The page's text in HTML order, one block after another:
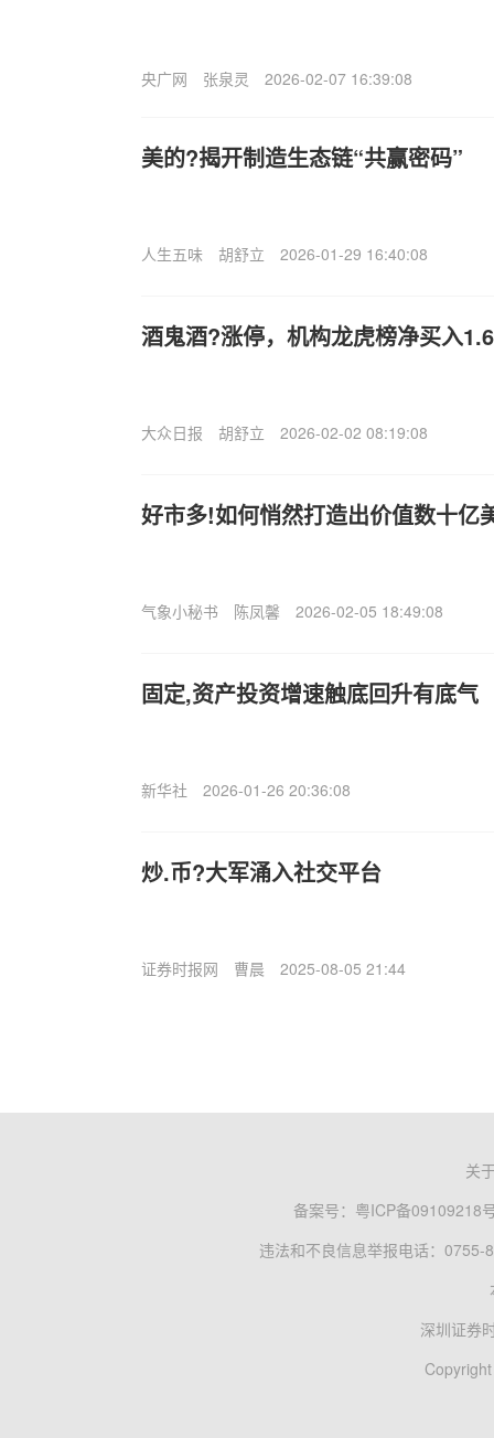
央广网 张泉灵 2026-02-07 16:39:08
美的?揭开制造生态链“共赢密码”
人生五味 胡舒立 2026-01-29 16:40:08
酒鬼酒?涨停，机构龙虎榜净买入
大众日报 胡舒立 2026-02-02 08:19:08
好市多!如何悄然打造出价值数十亿
气象小秘书 陈凤馨 2026-02-05 18:49:08
固定,资产投资增速触底回升有底气
新华社 2026-01-26 20:36:08
炒.币?大军涌入社交平台
证券时报网 曹晨 2025-08-05 21:44
关
备案号： 粤ICP备09109218
违法和不良信息举报电话：0755-
深圳证券